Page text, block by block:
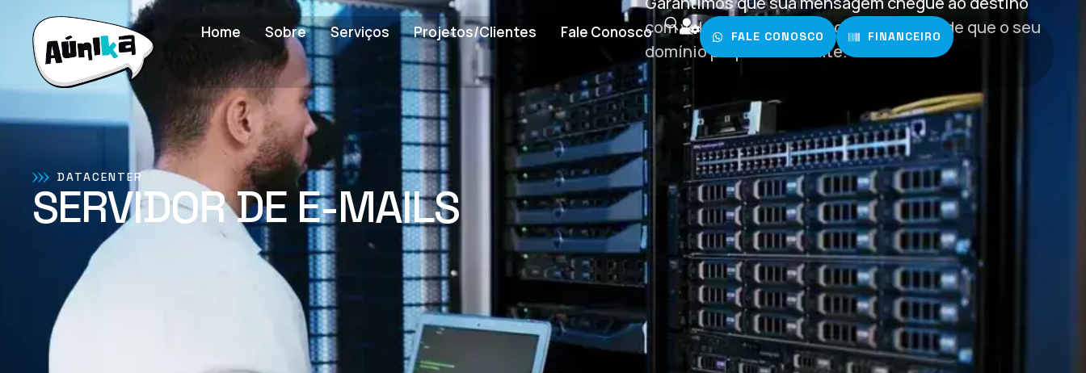
Home Sobre Serviços Projetos/Clientes Fale Conosco FALE CONOSCO FINANCEIRO
DATACENTER
SERVIDOR DE E-MAILS
com velocidade, segurança e a autoridade que o seu
domínio próprio transmite.